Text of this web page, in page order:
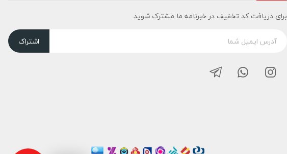
برای دریافت کد تخفیف در خبرنامه ما مشترک شوید
اشتراک